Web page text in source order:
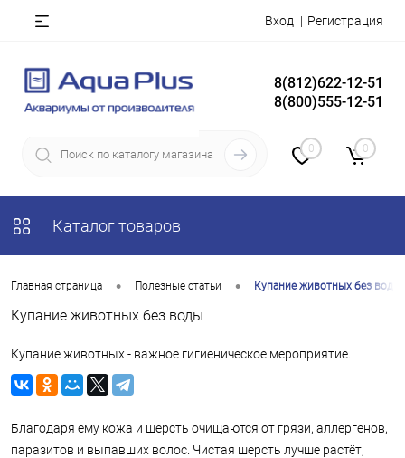
Вход Регистрация
8(812)622-12-51
8(800)555-12-51
0 0
Каталог товаров
Главная страница • Полезные статьи • Купание животных без воды
Купание животных без воды
Купание животных - важное гигиеническое мероприятие.
Благодаря ему кожа и шерсть очищаются от грязи, аллергенов,
паразитов и выпавших волос. Чистая шерсть лучше растёт,